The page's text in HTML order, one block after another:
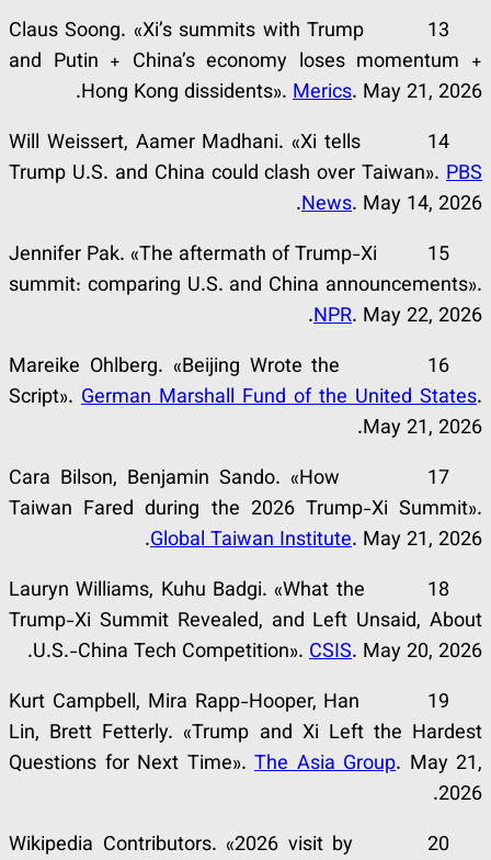
13 Claus Soong. «Xi’s summits with Trump
and Putin + China’s economy loses momentum +
Hong Kong dissidents». Merics. May 21, 2026.
14 Will Weissert, Aamer Madhani. «Xi tells
Trump U.S. and China could clash over Taiwan». PBS
News. May 14, 2026.
15 Jennifer Pak. «The aftermath of Trump-Xi
summit: comparing U.S. and China announcements».
NPR. May 22, 2026.
16 Mareike Ohlberg. «Beijing Wrote the
Script». German Marshall Fund of the United States.
May 21, 2026.
17 Cara Bilson, Benjamin Sando. «How
Taiwan Fared during the 2026 Trump-Xi Summit».
Global Taiwan Institute. May 21, 2026.
18 Lauryn Williams, Kuhu Badgi. «What the
Trump-Xi Summit Revealed, and Left Unsaid, About
U.S.-China Tech Competition». CSIS. May 20, 2026.
19 Kurt Campbell, Mira Rapp-Hooper, Han
Lin, Brett Fetterly. «Trump and Xi Left the Hardest
Questions for Next Time». The Asia Group. May 21,
2026.
20 Wikipedia Contributors. «2026 visit by